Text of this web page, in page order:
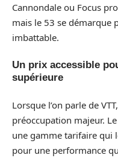
Cannondale ou Focus
mais le 53 se démarque
imbattable.
Un prix accessible
supérieure
Lorsque l’on parle de
préoccupation majeur.
une gamme tarifaire qui
pour une performance